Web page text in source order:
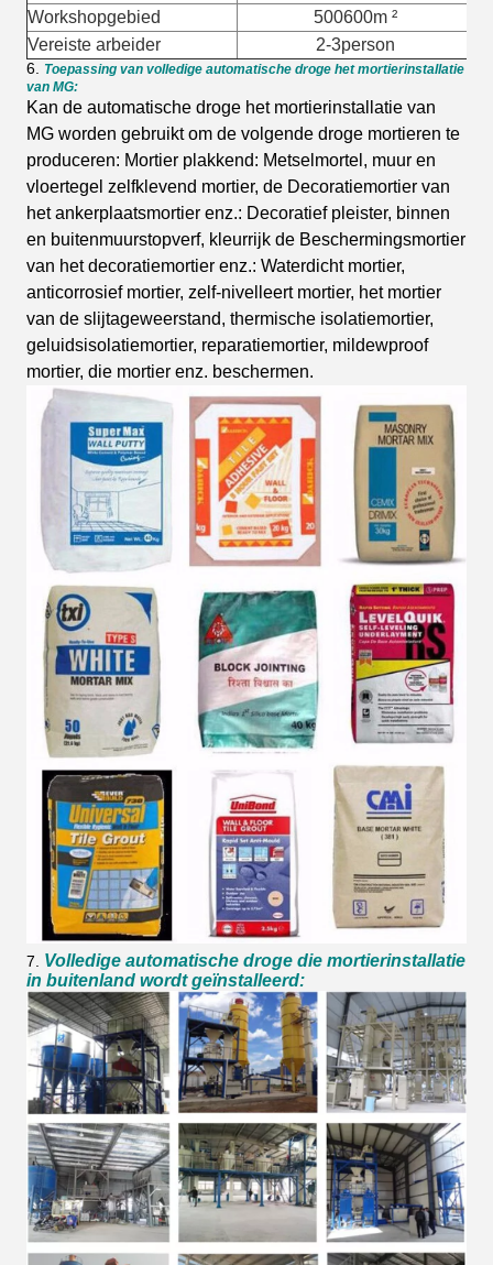
Workshopgebied
500600m ²
Vereiste arbeider
2-3person
6.
Toepassing van volledige automatische droge het mortierinstallatie
van MG:
Kan de automatische droge het mortierinstallatie van
MG worden gebruikt om de volgende droge mortieren te
produceren: Mortier plakkend: Metselmortel, muur en
vloertegel zelfklevend mortier, de Decoratiemortier van
het ankerplaatsmortier enz.: Decoratief pleister, binnen
en buitenmuurstopverf, kleurrijk de Beschermingsmortier
van het decoratiemortier enz.: Waterdicht mortier,
anticorrosief mortier, zelf-nivelleert mortier, het mortier
van de slijtageweerstand, thermische isolatiemortier,
geluidsisolatiemortier, reparatiemortier, mildewproof
mortier, die mortier enz. beschermen.
7. Volledige automatische droge die mortierinstallatie
in buitenland wordt geïnstalleerd: